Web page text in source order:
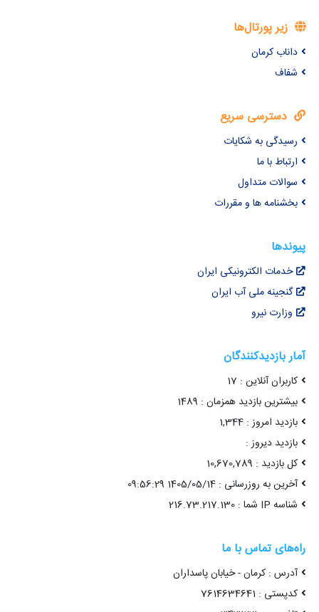
زیر پورتال‌ها
داناب کرمان
شفاف
دسترسی سریع
رسیدگی به شکایات
ارتباط با ما
سوالات متداول
بخشنامه ها و مقررات
پیوندها
خدمات الکترونیکی ایران
گنجینه ملی آب ایران
وزارت نیرو
آمار بازدیدکنندگان
کاربران آنلاین : 17
بیشترین بازدید همزمان : 1489
بازدید امروز : 1,344
بازدید دیروز :
کل بازدید : 10,670,789
آخرین به روزرسانی : 1405/05/14 09:56:29
شناسه IP شما : 216.73.217.130
راه‌های تماس با ما
آدرس : کرمان - خیابان پاسداران
کدپستی : 7614634641